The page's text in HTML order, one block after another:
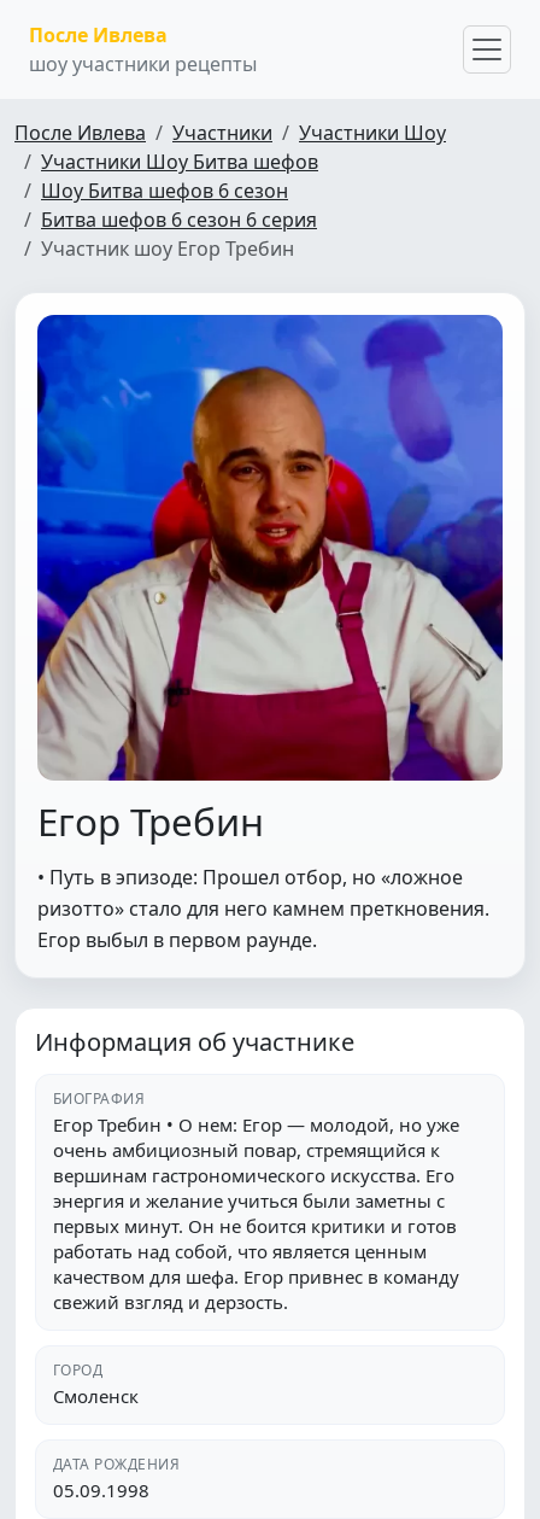
После Ивлева
шоу участники рецепты
После Ивлева Участники
Участники Шоу
Участники Шоу Битва шефов
Шоу Битва шефов 6 сезон
Битва шефов 6 сезон 6 серия
Участник шоу Егор Требин
Егор Требин
• Путь в эпизоде: Прошел отбор, но «ложное
ризотто» стало для него камнем преткновения.
Егор выбыл в первом раунде.
Информация об участнике
БИОГРАФИЯ
Егор Требин • О нем: Егор — молодой, но уже
очень амбициозный повар, стремящийся к
вершинам гастрономического искусства. Его
энергия и желание учиться были заметны с
первых минут. Он не боится критики и готов
работать над собой, что является ценным
качеством для шефа. Егор привнес в команду
свежий взгляд и дерзость.
ГОРОД
Смоленск
ДАТА РОЖДЕНИЯ
05.09.1998